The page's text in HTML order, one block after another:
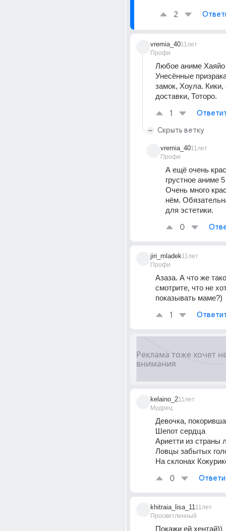
2
vremia_40
Профи
11лет
Любое аниме
Унесённые
замок, Хоула.
доставки, Тоторо.
1
Скрыть ветку
vremia_40
Профи
11лет
А ещё очень
грустное аниме
Очень много
нём.
для эстетики.
0
jiri_mladek
Профи
11лет
Азаза. А что же
смотрите, что не
показывать маме?)
1
kelaino_2
Мудрец
11лет
Девочка,
Шепот сердца
Ариетти из страны
Ловцы забытых
На склонах
0
khitraia_lisa_11
Просветленный
11лет
Покажи ей хентай))